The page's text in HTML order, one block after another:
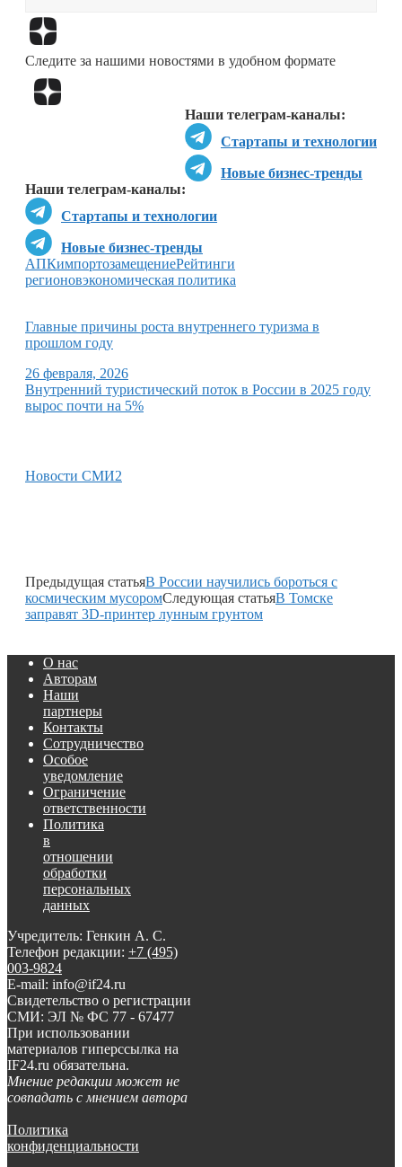
Следите за нашими новостями в удобном формате
Наши телеграм-каналы:
Стартапы и технологии
Новые бизнес-тренды
Наши телеграм-каналы:
Стартапы и технологии
Новые бизнес-тренды
АПКимпортозамещениеРейтинги
регионовэкономическая политика
Главные причины роста внутреннего туризма в
прошлом году
26 февраля, 2026
Внутренний туристический поток в России в 2025 году
вырос почти на 5%
Новости СМИ2
Предыдущая статьяВ России научились бороться с
космическим мусоромСледующая статьяВ Томске
заправят 3D-принтер лунным грунтом
О нас
Авторам
Наши
партнеры
Контакты
Сотрудничество
Особое
уведомление
Ограничение
ответственности
Политика
в
отношении
обработки
персональных
данных
Учредитель: Генкин А. С.
Телефон редакции: +7 (495)
003-9824
E-mail: info@if24.ru
Свидетельство о регистрации
СМИ: ЭЛ № ФС 77 - 67477
При использовании
материалов гиперссылка на
IF24.ru обязательна.
Мнение редакции может не
совпадать с мнением автора
Политика
конфиденциальности